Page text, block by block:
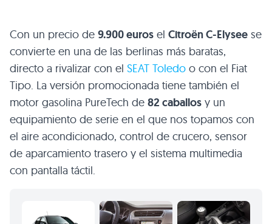
Con un precio de 9.900 euros el Citroën C-Elysee se
convierte en una de las berlinas más baratas,
directo a rivalizar con el SEAT Toledo o con el Fiat
Tipo. La versión promocionada tiene también el
motor gasolina PureTech de 82 caballos y un
equipamiento de serie en el que nos topamos con
el aire acondicionado, control de crucero, sensor
de aparcamiento trasero y el sistema multimedia
con pantalla táctil.